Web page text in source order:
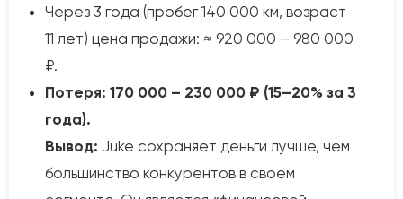
Через 3 года (пробег 140 000 км, возраст
11 лет) цена продажи: ≈ 920 000 – 980 000
₽.
Потеря: 170 000 – 230 000 ₽ (15–20% за 3
года).
Вывод: Juke сохраняет деньги лучше, чем
большинство конкурентов в своем